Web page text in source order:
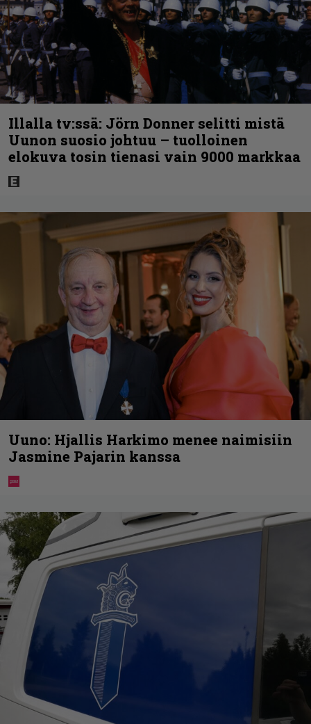
Illalla tv:ssä: Jörn Donner selitti mistä
Uunon suosio johtuu – tuolloinen
elokuva tosin tienasi vain 9000 markkaa
Uuno: Hjallis Harkimo menee naimisiin
Jasmine Pajarin kanssa